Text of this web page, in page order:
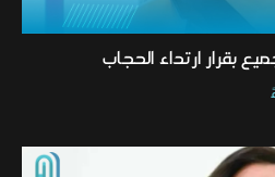
بقرار ارتداء الحجاب